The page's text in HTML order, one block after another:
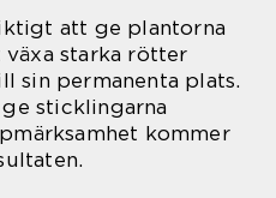
att ge plantorna
starka rötter
sin permanenta plats.
sticklingarna
kommer